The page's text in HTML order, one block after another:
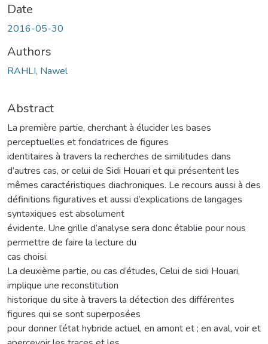
Date
2016-05-30
Authors
RAHLI, Nawel
Abstract
La première partie, cherchant à élucider les bases
perceptuelles et fondatrices de figures
identitaires à travers la recherches de similitudes dans
d’autres cas, or celui de Sidi Houari et qui présentent les
mêmes caractéristiques diachroniques. Le recours aussi à des
définitions figuratives et aussi d’explications de langages
syntaxiques est absolument
évidente. Une grille d’analyse sera donc établie pour nous
permettre de faire la lecture du
cas choisi.
La deuxième partie, ou cas d’études, Celui de sidi Houari,
implique une reconstitution
historique du site à travers la détection des différentes
figures qui se sont superposées
pour donner l’état hybride actuel, en amont et ; en aval, voir et